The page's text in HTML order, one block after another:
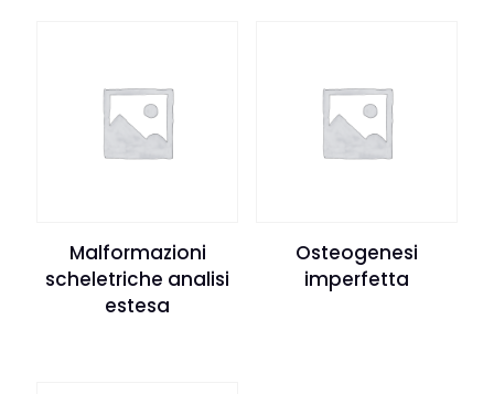
Malformazioni
scheletriche analisi
estesa
Osteogenesi
imperfetta